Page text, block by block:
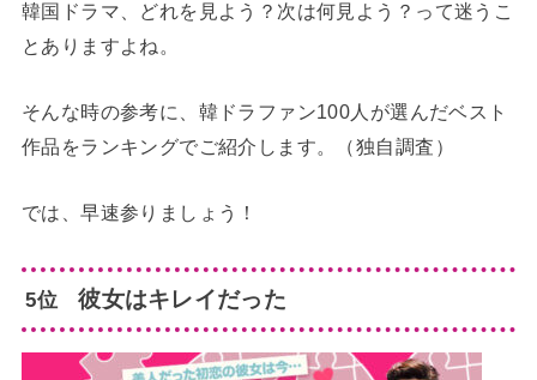
韓国ドラマ、どれを見よう？次は何見よう？って迷うこ
とありますよね。
そんな時の参考に、韓ドラファン100人が選んだベスト
作品をランキングでご紹介します。（独自調査）
では、早速参りましょう！
5位彼女はキレイだった